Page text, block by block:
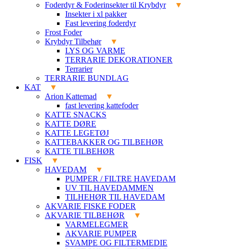
Foderdyr & Foderinsekter til Krybdyr
Insekter i xl pakker
Fast levering foderdyr
Frost Foder
Krybdyr Tilbehør
LYS OG VARME
TERRARIE DEKORATIONER
Terrarier
TERRARIE BUNDLAG
KAT
Arion Kattemad
fast levering kattefoder
KATTE SNACKS
KATTE DØRE
KATTE LEGETØJ
KATTEBAKKER OG TILBEHØR
KATTE TILBEHØR
FISK
HAVEDAM
PUMPER / FILTRE HAVEDAM
UV TIL HAVEDAMMEN
TILHEHØR TIL HAVEDAM
AKVARIE FISKE FODER
AKVARIE TILBEHØR
VARMELEGMER
AKVARIE PUMPER
SVAMPE OG FILTERMEDIE